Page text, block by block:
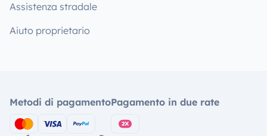
Assistenza stradale
Aiuto proprietario
Metodi di pagamentoPagamento in due rate